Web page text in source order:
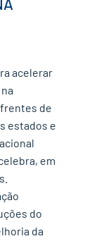
acelerar
de
estados e
em
do
da